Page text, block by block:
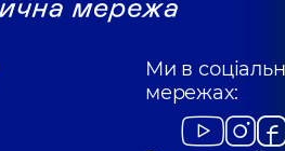
Ми в
мережах: